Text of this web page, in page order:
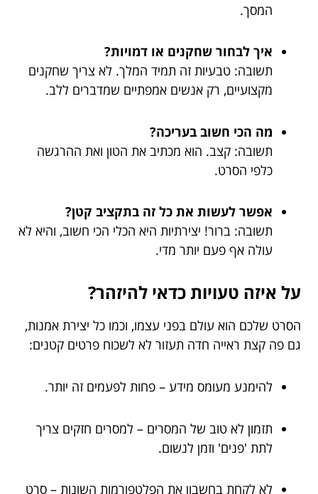
המסך.
איך לבחור שחקנים או דמויות?
תשובה: טבעיות זה תמיד המלך. לא צריך שחקנים
מקצועיים, רק אנשים אמפתיים שמדברים ללב.
מה הכי חשוב בעריכה?
תשובה: קצב. הוא מכתיב את הטון ואת ההרגשה
כלפי הסרט.
אפשר לעשות את כל זה בתקציב קטן?
תשובה: ברור! יצירתיות היא הכלי הכי חשוב, והיא לא
עולה אף פעם יותר מדי.
על איזה טעויות כדאי להיזהר?
הסרט שלכם הוא עולם בפני עצמו, וכמו כל יצירת אמנות,
גם פה קצת ראייה חדה תעזור לא לשכוח פרטים קטנים:
להימנע מעומס מידע – פחות לפעמים זה יותר.
תזמון לא טוב של המסרים – למסרים חזקים צריך
לתת 'פנים' וזמן לנשום.
לא לקחת בחשבון את הפלטפורמות השונות – סרט